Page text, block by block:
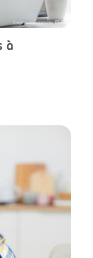
Crédit photo by justocker in Istock
à